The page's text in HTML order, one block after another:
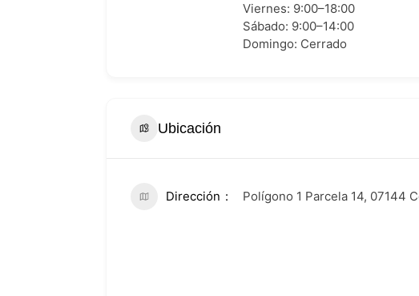
Viernes: 9:00–18:00
Sábado: 9:00–14:00
Domingo: Cerrado
Ubicación
Dirección Polígono 1 Parcela 14, 07144